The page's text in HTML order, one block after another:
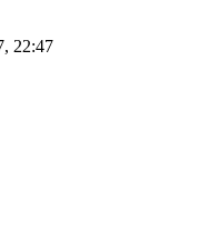
22:47